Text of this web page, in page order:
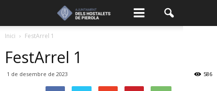
Inici FestArrel 1
FestArrel 1
1 de desembre de 2023 586